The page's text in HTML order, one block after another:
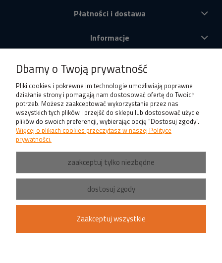
Płatności i dostawa
Informacje
Produkty
Dbamy o Twoją prywatność
Pliki cookies i pokrewne im technologie umożliwiają poprawne
działanie strony i pomagają nam dostosować ofertę do Twoich
potrzeb. Możesz zaakceptować wykorzystanie przez nas
wszystkich tych plików i przejść do sklepu lub dostosować użycie
plików do swoich preferencji, wybierając opcję "Dostosuj zgody".
Więcej o plikach cookies przeczytasz w naszej Polityce
prywatności.
zaakceptuj tylko niezbędne
dostosuj zgody
Zaakceptuj wszystkie